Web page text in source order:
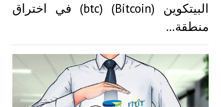
البيتكوين (Bitcoin) (btc) في اختراق
منطقة…